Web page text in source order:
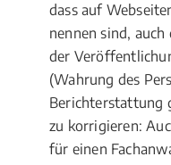
dass auf
nennen sind,
der
(Wahrung des
Berichterstattung
zu korrigieren:
für einen